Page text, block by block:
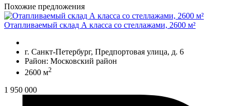
Похожие предложения
Отапливаемый склад А класса со стеллажами, 2600 м²
г. Санкт-Петербург, Предпортовая улица, д. 6
Район: Московский район
2600 м2
1 950 000